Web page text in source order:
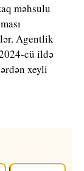
məhsulu
Agentlik
cü ildə
xeyli